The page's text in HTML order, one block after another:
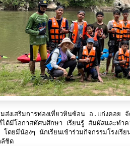
ส่งเสริมการท่องเที่ยวหินซ้อน อ.แก่งคอย
ได้มีโอกาสทัศนศึกษา เรียนรู้ สัมผัสและทำ
โดยมีน้องๆ นักเรียนเข้าร่วมกิจกรรมโร
ล้ชิด